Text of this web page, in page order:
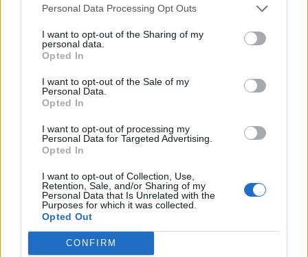
Personal Data Processing Opt Outs
I want to opt-out of the Sharing of my
personal data.
Opted In
I want to opt-out of the Sale of my
Personal Data.
Opted In
I want to opt-out of processing my
Personal Data for Targeted Advertising.
Opted In
I want to opt-out of Collection, Use,
Retention, Sale, and/or Sharing of my
Personal Data that Is Unrelated with the
Purposes for which it was collected.
Opted Out
CONFIRM